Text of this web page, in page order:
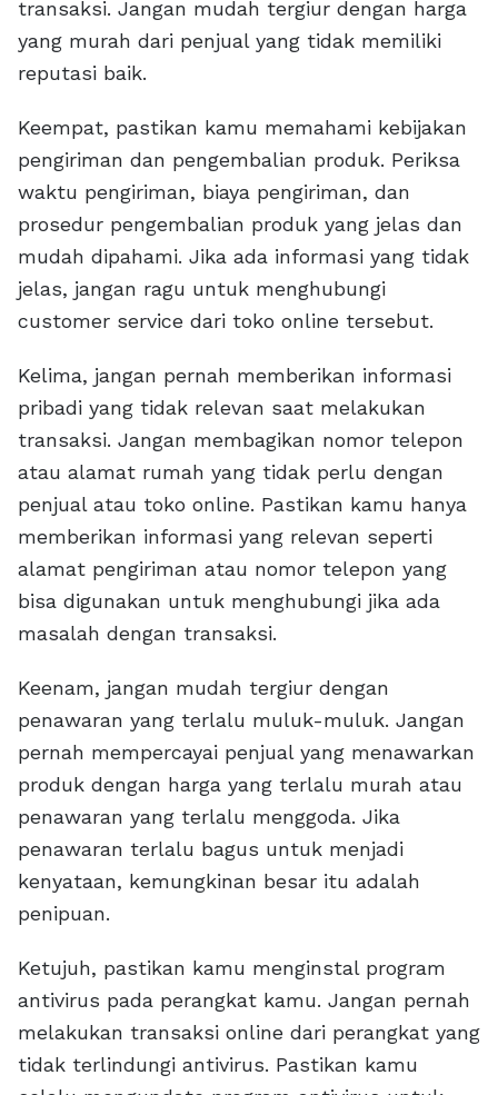
transaksi. Jangan mudah tergiur dengan harga
yang murah dari penjual yang tidak memiliki
reputasi baik.
Keempat, pastikan kamu memahami kebijakan
pengiriman dan pengembalian produk. Periksa
waktu pengiriman, biaya pengiriman, dan
prosedur pengembalian produk yang jelas dan
mudah dipahami. Jika ada informasi yang tidak
jelas, jangan ragu untuk menghubungi
customer service dari toko online tersebut.
Kelima, jangan pernah memberikan informasi
pribadi yang tidak relevan saat melakukan
transaksi. Jangan membagikan nomor telepon
atau alamat rumah yang tidak perlu dengan
penjual atau toko online. Pastikan kamu hanya
memberikan informasi yang relevan seperti
alamat pengiriman atau nomor telepon yang
bisa digunakan untuk menghubungi jika ada
masalah dengan transaksi.
Keenam, jangan mudah tergiur dengan
penawaran yang terlalu muluk-muluk. Jangan
pernah mempercayai penjual yang menawarkan
produk dengan harga yang terlalu murah atau
penawaran yang terlalu menggoda. Jika
penawaran terlalu bagus untuk menjadi
kenyataan, kemungkinan besar itu adalah
penipuan.
Ketujuh, pastikan kamu menginstal program
antivirus pada perangkat kamu. Jangan pernah
melakukan transaksi online dari perangkat yang
tidak terlindungi antivirus. Pastikan kamu